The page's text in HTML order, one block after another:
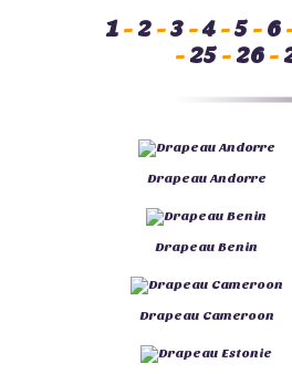
1- 2-3-4-5- 6
- 25- 26-
Drapeau Andorre
Drapeau Benin
Drapeau Cameroon